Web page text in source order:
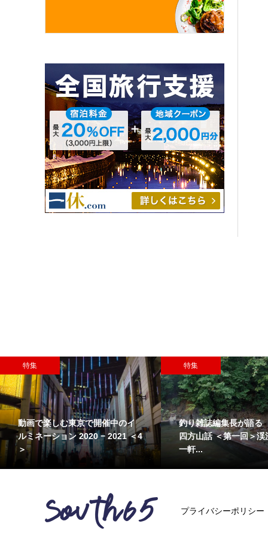
特集
動画で楽しむ東京で開催中のイ
ルミネーション 2020 − 2021 ＜4
＞
特集
釣り雑誌編集長が語
四方山話 ＜第一回＞渓
一軒...
プライバシーポリシ